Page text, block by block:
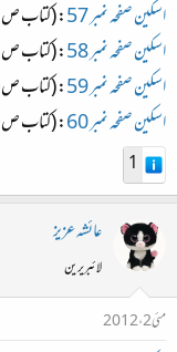
اسکین صفحہ نمبر 57
: (کتاب ص 57) :
اسکین صفحہ نمبر 58
: (کتاب ص 58 ) :
اسکین صفحہ نمبر 59
: (کتاب ص 59) :
اسکین صفحہ نمبر 60
: (کتاب ص 60) :
1
عائشہ عزیز
لائبریرین
مئی 2، 2012